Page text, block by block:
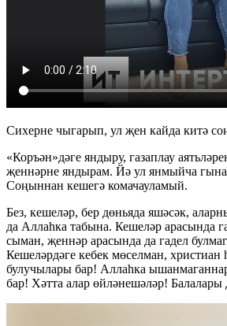
Сихерне чыгарып, ул җен кайда китә
«Коръән»дәге яндыру, газаплау
җеннәрне яндырам. Йә ул янмыйча
Соңыннан кешегә комачауламый.
Без, кешеләр, бер дөньяда яшәсәк,
да Аллаһка табына. Кешеләр арасында
сыман, җеннәр арасында да гадел
Кешеләрдәге кебек мөселман,
булучылары бар! Аллаһка
бар! Хәтта алар өйләнешәләр! Балалары